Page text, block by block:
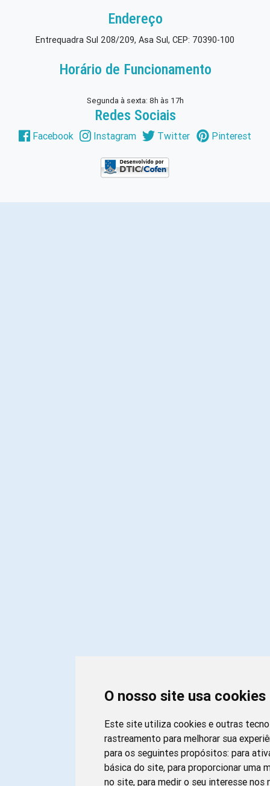
O nosso site usa cookies
Este site utiliza cookies e outras
rastreamento para melhorar sua
para os seguintes propósitos:para
básica do site,para proporcionar uma
no site,para medir o seu interesse
Endereço
Entrequadra Sul 208/209, Asa Sul, CEP: 70390-100
Horário de Funcionamento
Segunda à sexta: 8h às 17h
Redes Sociais
Facebook Instagram Twitter Pinterest